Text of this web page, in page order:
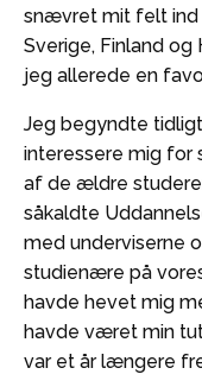
snævret mit felt ind
Sverige, Finland og
jeg allerede en
Jeg begyndte
interessere mig for
af de ældre
såkaldte
med underviserne
studienære på
havde hevet mig
havde været min
var et år længere